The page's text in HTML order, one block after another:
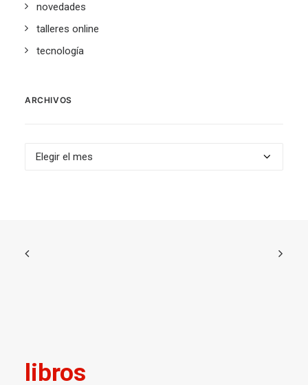
novedades
talleres online
tecnología
ARCHIVOS
Archivos
libros